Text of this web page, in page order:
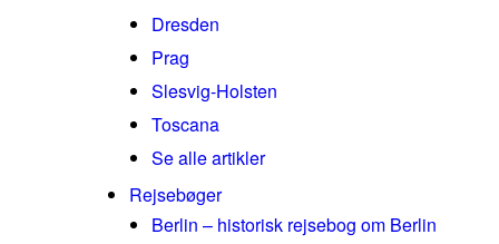
Dresden
Prag
Slesvig-Holsten
Toscana
Se alle artikler
Rejsebøger
Berlin – historisk rejsebog om Berlin